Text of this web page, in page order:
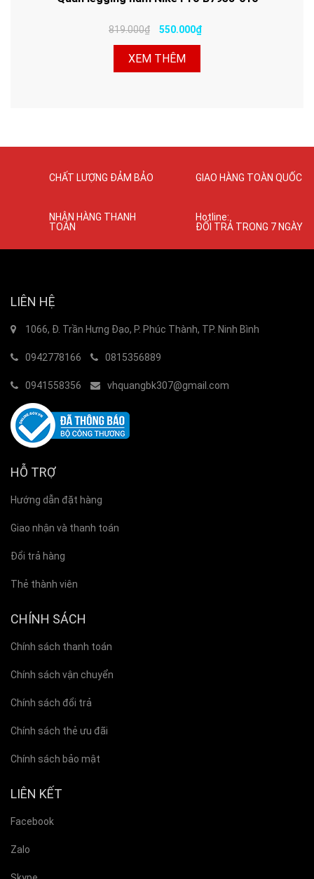
819.000₫ 550.000₫
XEM THÊM
CHẤT LƯỢNG ĐẢM BẢO GIAO HÀNG TOÀN QUỐC
NHẬN HÀNG THANH
TOÁN
Hotline:
ĐỔI TRẢ TRONG 7 NGÀY
LIÊN HỆ
1066, Đ. Trần Hưng Đạo, P. Phúc Thành, TP. Ninh Bình
0942778166 0815356889
0941558356 vhquangbk307@gmail.com
HỖ TRỢ
Hướng dẫn đặt hàng
Giao nhận và thanh toán
Đổi trả hàng
Thẻ thành viên
CHÍNH SÁCH
Chính sách thanh toán
Chính sách vận chuyển
Chính sách đổi trả
Chính sách thẻ ưu đãi
Chính sách bảo mật
LIÊN KẾT
Facebook
Zalo